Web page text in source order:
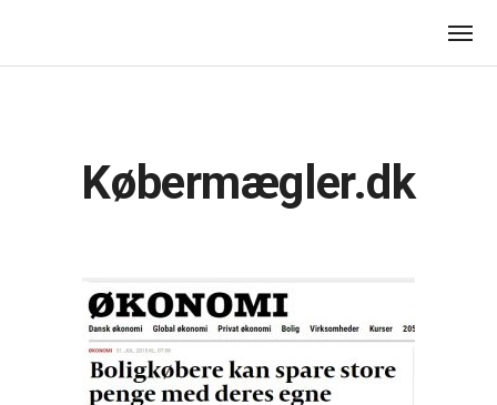
Købermægler.dk